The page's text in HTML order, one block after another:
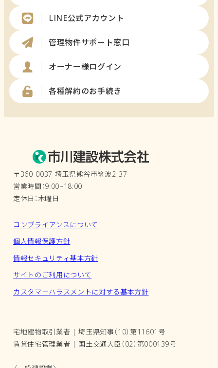
LINE公式アカウント
管理物件サポート窓口
オーナー様ログイン
各種解約のお手続き
〒360-0037 埼玉県熊谷市筑波2-37
営業時間：9:00~18:00
定休日：木曜日
コンプライアンスについて
個人情報保護方針
情報セキュリティ基本方針
サイトのご利用について
カスタマーハラスメントに対する基本方針
宅地建物取引業者 | 埼玉県知事（10）第11601号
賃貸住宅管理業者 | 国土交通大臣（02）第000139号